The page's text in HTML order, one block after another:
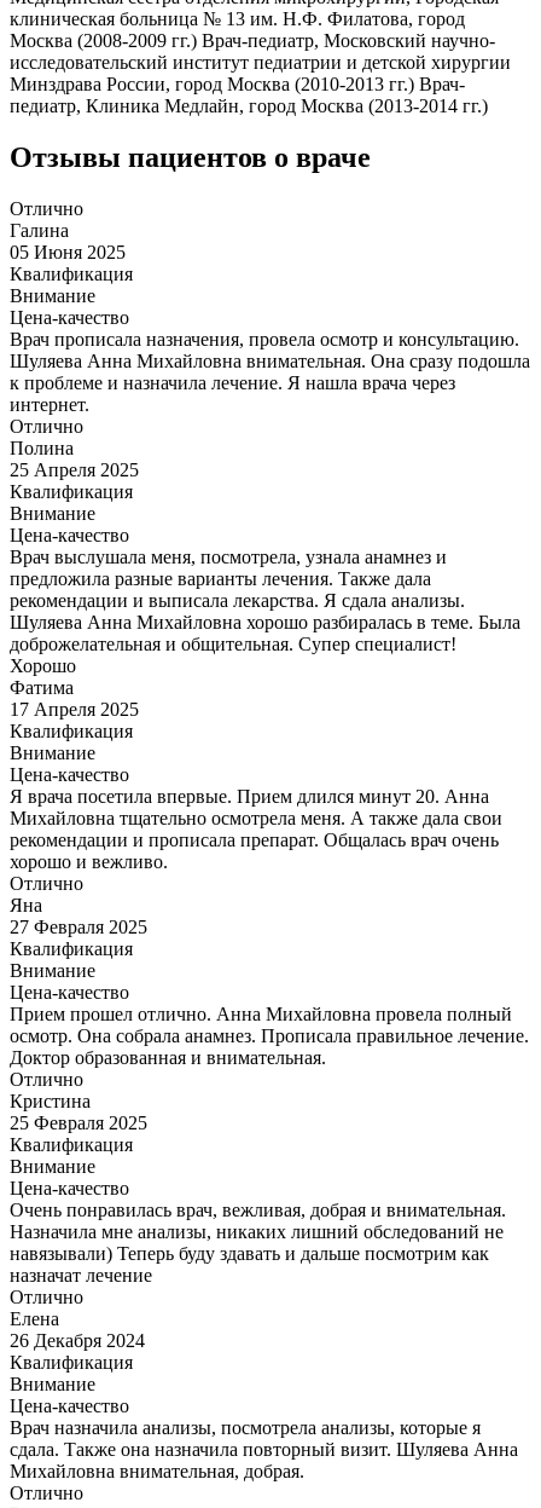
клиническая больница № 13 им. Н.Ф. Филатова, город
Москва (2008-2009 гг.) Врач-педиатр, Московский научно-
исследовательский институт педиатрии и детской хирургии
Минздрава России, город Москва (2010-2013 гг.) Врач-
педиатр, Клиника Медлайн, город Москва (2013-2014 гг.)
Отзывы пациентов о враче
Отлично
Галина
05 Июня 2025
Квалификация
Внимание
Цена-качество
Врач прописала назначения, провела осмотр и консультацию.
Шуляева Анна Михайловна внимательная. Она сразу подошла
к проблеме и назначила лечение. Я нашла врача через
интернет.
Отлично
Полина
25 Апреля 2025
Квалификация
Внимание
Цена-качество
Врач выслушала меня, посмотрела, узнала анамнез и
предложила разные варианты лечения. Также дала
рекомендации и выписала лекарства. Я сдала анализы.
Шуляева Анна Михайловна хорошо разбиралась в теме. Была
доброжелательная и общительная. Супер специалист!
Хорошо
Фатима
17 Апреля 2025
Квалификация
Внимание
Цена-качество
Я врача посетила впервые. Прием длился минут 20. Анна
Михайловна тщательно осмотрела меня. А также дала свои
рекомендации и прописала препарат. Общалась врач очень
хорошо и вежливо.
Отлично
Яна
27 Февраля 2025
Квалификация
Внимание
Цена-качество
Прием прошел отлично. Анна Михайловна провела полный
осмотр. Она собрала анамнез. Прописала правильное лечение.
Доктор образованная и внимательная.
Отлично
Кристина
25 Февраля 2025
Квалификация
Внимание
Цена-качество
Очень понравилась врач, вежливая, добрая и внимательная.
Назначила мне анализы, никаких лишний обследований не
навязывали) Теперь буду здавать и дальше посмотрим как
назначат лечение
Отлично
Елена
26 Декабря 2024
Квалификация
Внимание
Цена-качество
Врач назначила анализы, посмотрела анализы, которые я
сдала. Также она назначила повторный визит. Шуляева Анна
Михайловна внимательная, добрая.
Отлично